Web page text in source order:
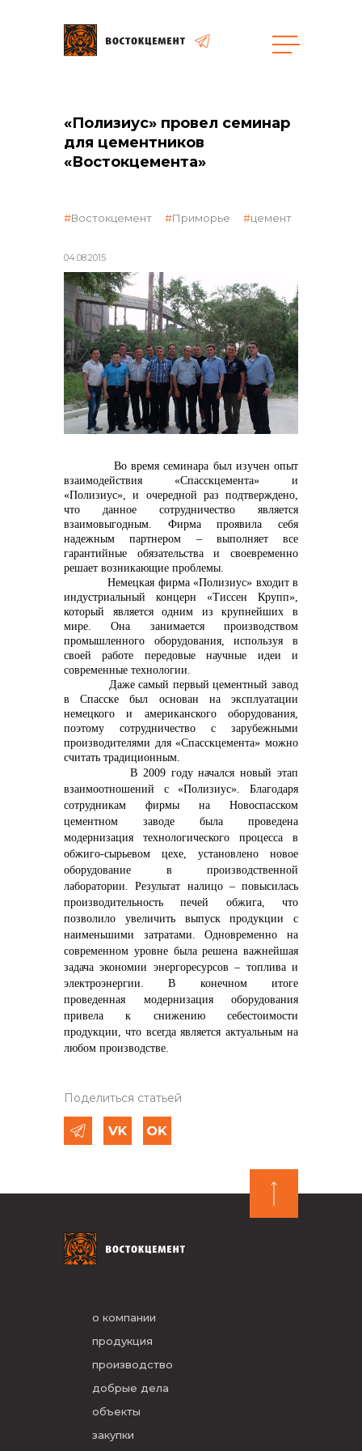
общая информация
реализация неликвидов
контакты отдела закупок
Контакты
+7 (423) 234 50 50
info@vostokcement.ru
«Полизиус» провел семинар
для цементников
«Востокцемента»
04.08.2015
Востокцемент Приморье цемент
Во время семинара был изучен опыт
взаимодействия «Спасскцемента» и
«Полизиус», и очередной раз подтверждено,
что данное сотрудничество является
взаимовыгодным. Фирма проявила себя
надежным партнером – выполняет все
гарантийные обязательства и своевременно
решает возникающие проблемы.
Немецкая фирма «Полизиус» входит в
индустриальный концерн «Тиссен Крупп»,
который является одним из крупнейших в
мире. Она занимается производством
промышленного оборудования, используя в
своей работе передовые научные идеи и
современные технологии.
Даже самый первый цементный завод
в Спасске был основан на эксплуатации
немецкого и американского оборудования,
поэтому сотрудничество с зарубежными
производителями для «Спасскцемента» можно
считать традиционным.
В 2009 году начался новый этап
взаимоотношений с «Полизиус». Благодаря
сотрудникам фирмы на Новоспасском
цементном заводе была проведена
модернизация технологического процесса в
обжиго-сырьевом цехе, установлено новое
оборудование в производственной
лаборатории. Результат налицо – повысилась
производительность печей обжига, что
позволило увеличить выпуск продукции с
наименьшими затратами. Одновременно на
современном уровне была решена важнейшая
задача экономии энергоресурсов – топлива и
электроэнергии. В конечном итоге
проведенная модернизация оборудования
привела к снижению себестоимости
продукции, что всегда является актуальным на
любом производстве.
Поделиться статьей
о компании
продукция
производство
добрые дела
объекты
закупки